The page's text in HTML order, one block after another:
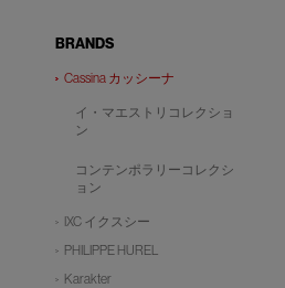
BRANDS
Cassina カッシーナ
イ・マエストリコレクショ
ン
コンテンポラリーコレクシ
ョン
IXC イクスシー
PHILIPPE HUREL
Karakter